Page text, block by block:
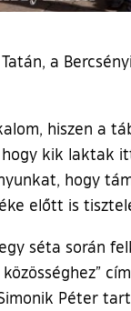
a
hiszen a
kik laktak
hogy
előtt is
séta során
Péter